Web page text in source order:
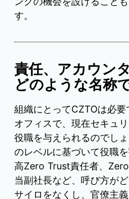
す。
責任、アカウン
どのような名称
組織にとってCZTOは必
オフィスで、現在セキュ
役職を与えられるのでし
のレベルに基づいて役職
高Zero Trust責任者、
当副社長など、呼び方が
サイロをなくし、官僚主